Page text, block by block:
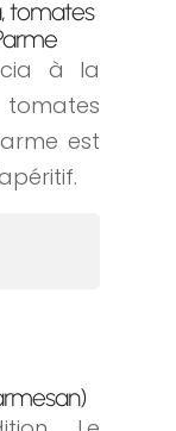
tomates
à la
est